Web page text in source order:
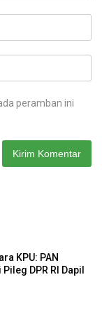
peramban ini
KPU: PAN
DPR RI Dapil